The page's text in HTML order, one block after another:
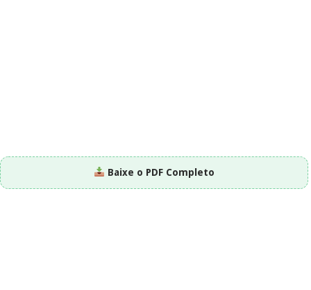
Baixe o PDF Completo